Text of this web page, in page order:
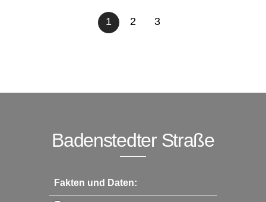
1 2 3
Badenstedter Straße
Fakten und Daten: